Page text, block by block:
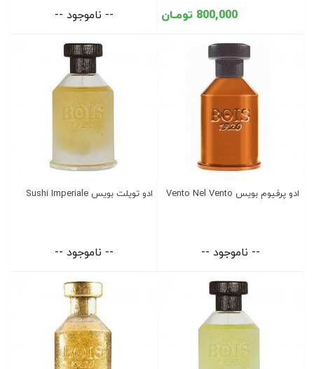
800,000 تومـان -- ناموجود --
ادو پرفیوم بویس Vento Nel Vento
-- ناموجود --
ادو تویلت بویس Sushi Imperiale
-- ناموجود --